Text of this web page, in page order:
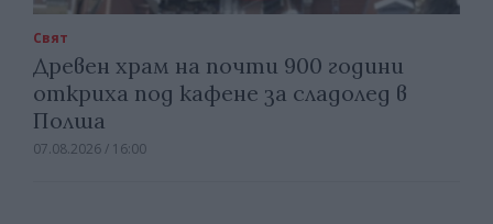
Свят
Древен храм на почти 900 години
откриха под кафене за сладолед в
Полша
07.08.2026 / 16:00